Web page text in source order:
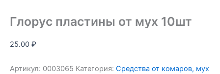
Глорус пластины от мух 10шт
25.00 ₽
Артикул: 0003065 Категория: Средства от комаров, мух